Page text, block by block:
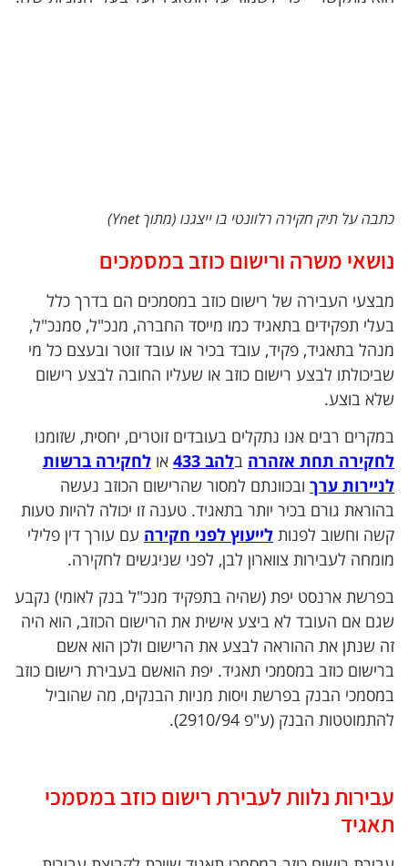
כתבה על תיק חקירה רלוונטי בו ייצגנו (מתוך Ynet)
נושאי משרה ורישום כוזב במסמכים
מבצעי העבירה של רישום כוזב במסמכים הם בדרך כלל
בעלי תפקידים בתאגיד כמו מייסד החברה, מנכ"ל, סמנכ"ל,
מנהל בתאגיד, פקיד, עובד בכיר או עובד זוטר ובעצם כל מי
שביכולתו לבצע רישום כוזב או שעליו החובה לבצע רישום
שלא בוצע.
במקרים רבים אנו נתקלים בעובדים זוטרים, יחסית, שזומנו
לחקירה תחת אזהרהב להב 433 אולחקירה ברשות
לניירות ערךובכוונתם למסור שהרישום הכוזב נעשה
בהוראת גורם בכיר יותר בתאגיד. טענה זו יכולה להיות טעות
קשה וחשוב לפנותלייעוץ לפני חקירהעם עורך דין פלילי
מומחה לעבירות צווארון לבן, לפני שניגשים לחקירה.
בפרשת ארנסט יפת (שהיה בתפקיד מנכ"ל בנק לאומי) נקבע
שגם אם העובד לא ביצע אישית את הרישום הכוזב, הוא היה
זה שנתן את ההוראה לבצע את הרישום ולכן הוא אשם
ברישום כוזב במסמכי תאגיד. יפת הואשם בעבירת רישום כוזב
במסמכי הבנק בפרשת ויסות מניות הבנקים, מה שהוביל
להתמוטטות הבנק (ע"פ 2910/94).
עבירות נלוות לעבירת רישום כוזב במסמכי
תאגיד